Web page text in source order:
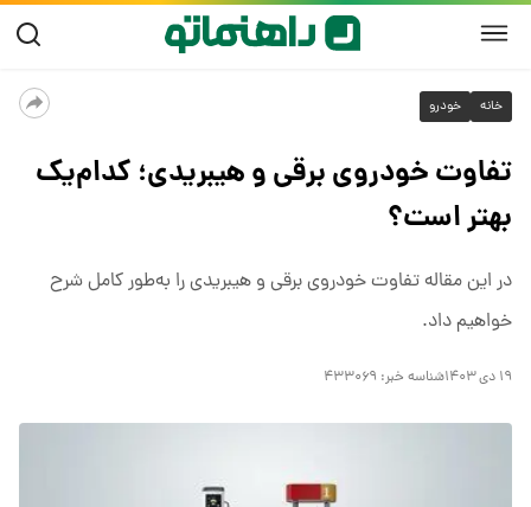
خانه خودرو
تفاوت خودروی برقی و هیبریدی؛ کدام‌یک
بهتر است؟
در این مقاله تفاوت خودروی برقی و هیبریدی را به‌طور کامل شرح
خواهیم داد.
۱۹ دی ۱۴۰۳ شناسه خبر: ۴۳۳۰۶۹